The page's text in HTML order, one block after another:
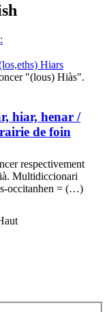
Hiars
"(lous) Hiàs".
hiar, henar /
de foin
respectivement
Multidiccionari
occitanhen = (…)